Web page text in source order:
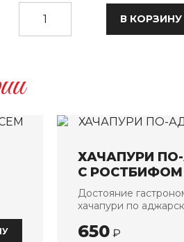
В КОРЗИНУ
ХАЧАПУРИ
С РОСТБИФОМ
Достояние
хачапури по
наполненная
нежного ростбифа
650 ₽